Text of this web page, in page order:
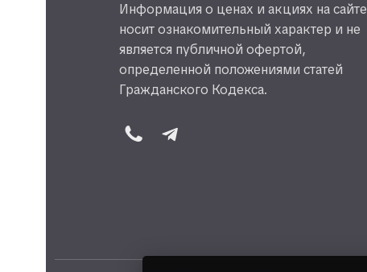
Информация о ценах и акциях на сайте
носит ознакомительный характер и не
является публичной офертой,
определенной положениями статей
Гражданского Кодекса.